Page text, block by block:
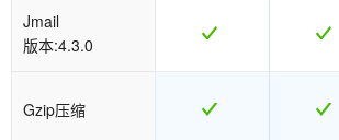
Jmail
版本:4.3.0
Gzip压缩